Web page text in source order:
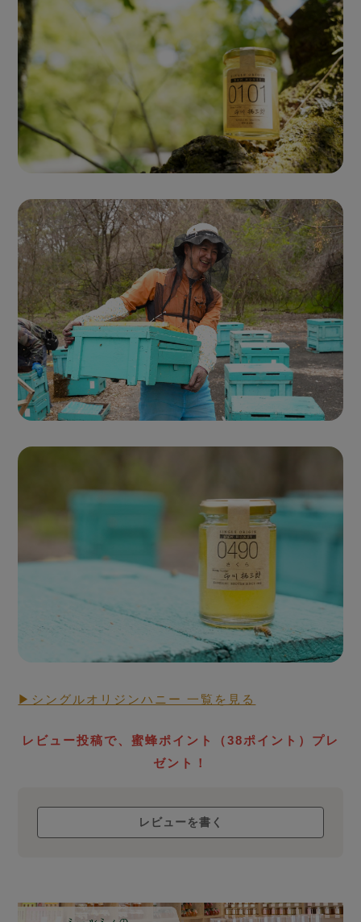
Single Origin Pure Honey
シングルオリジンハニー
とは
ハニーハンターが
買い付けした「新蜜」
RAW HONEY STORY
生蜂蜜
ローハニー
▶シングルオリジンハニー 一覧を見る
レビュー投稿で、蜜蜂ポイント（38ポイント）プレ
ゼント！
レビューを書く